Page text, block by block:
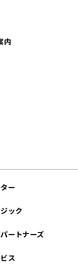
内
ー
ック
ートナーズ
ス